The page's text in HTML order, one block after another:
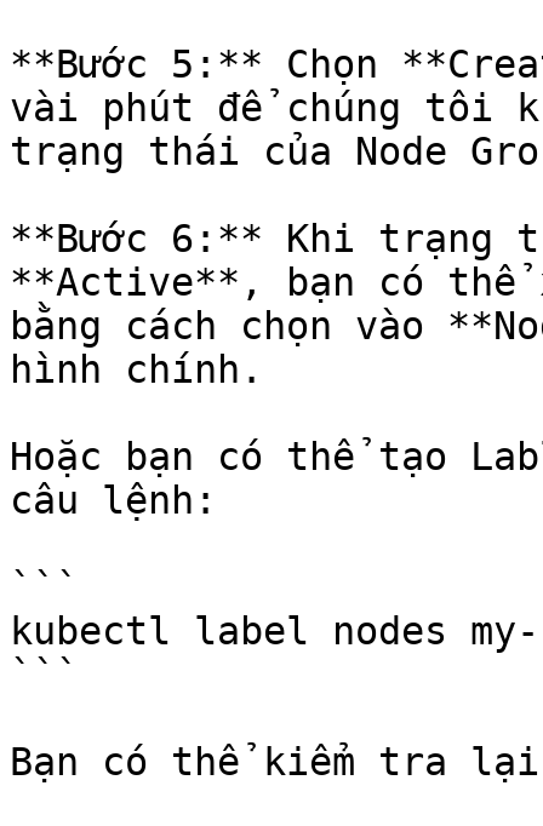
**Bước 5:** Chọn
vài phút để chúng tôi
trạng thái của Node
**Bước 6:** Khi trạng
**Active**, bạn có thể
bằng cách chọn vào
hình chính.
Hoặc bạn có thể tạo
câu lệnh:
```
kubectl label nodes
```
Bạn có thể kiểm tra